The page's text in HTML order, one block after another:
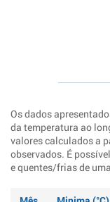
Os dados
da temperatura ao
valores calculados a
observados. É
e quentes/frias de